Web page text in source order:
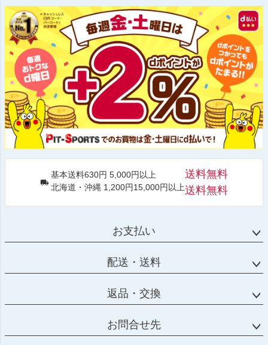
基本送料630円 5,000円以上
北海道・沖縄 1,200円15,000円以上
送料無料
送料無料
お支払い
配送・送料
返品・交換
お問合せ先